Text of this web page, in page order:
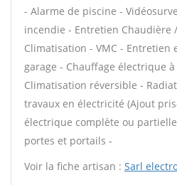
- Alarme de piscine -
incendie - Entretien Chaudière
Climatisation - VMC - Entretien
garage - Chauffage électrique
Climatisation réversible -
travaux en électricité (Ajout
électrique complète ou
portes et portails -
Voir la fiche artisan : Sarl